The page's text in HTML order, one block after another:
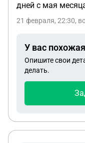
дней с мая
21 февраля, 22:30,
У вас
Опишите свои
делать.